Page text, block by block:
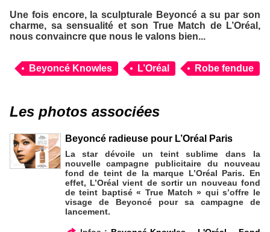
Une fois encore, la sculpturale Beyoncé a su par son
charme, sa sensualité et son True Match de L’Oréal ,
nous convaincre que nous le valons bien...
Beyoncé Knowles L’Oréal Robe fendue
Les photos associées
Beyoncé radieuse pour L’Oréal Paris
La star dévoile un teint sublime dans la
nouvelle campagne publicitaire du nouveau
fond de teint de la marque L’Oréal Paris. En
effet, L’Oréal vient de sortir un nouveau fond
de teint baptisé « True Match » qui s’offre le
visage de Beyoncé pour sa campagne de
lancement.